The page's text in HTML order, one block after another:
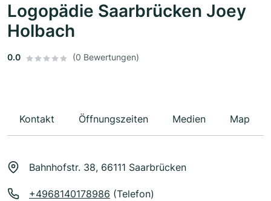
Logopädie Saarbrücken Joey
Holbach
0.0 (0 Bewertungen)
Kontakt Öffnungszeiten Medien Map
Bahnhofstr. 38, 66111 Saarbrücken
+4968140178986 (Telefon)